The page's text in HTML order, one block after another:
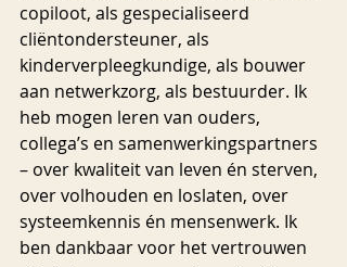
copiloot, als gespecialiseerd
cliëntondersteuner, als
kinderverpleegkundige, als bouwer
aan netwerkzorg, als bestuurder. Ik
heb mogen leren van ouders,
collega’s en samenwerkingspartners
– over kwaliteit van leven én sterven,
over volhouden en loslaten, over
systeemkennis én mensenwerk. Ik
ben dankbaar voor het vertrouwen